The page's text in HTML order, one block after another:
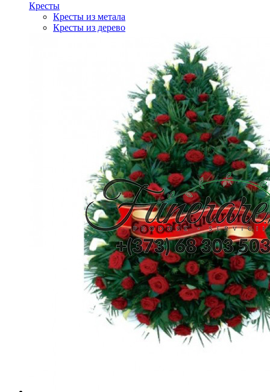
Кресты
Кресты из метала
Кресты из дерево